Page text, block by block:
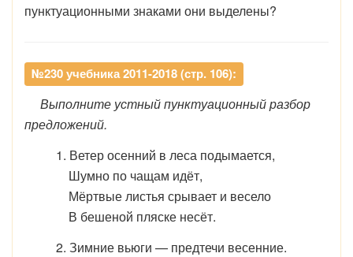
пунктуационными знаками они выделены?
№230 учебника 2011-2018 (стр. 106):
Выполните устный пунктуационный разбор
предложений.
1. Ветер осенний в леса подымается,
Шумно по чащам идёт,
Мёртвые листья срывает и весело
В бешеной пляске несёт.
2. Зимние вьюги — предтечи весенние.